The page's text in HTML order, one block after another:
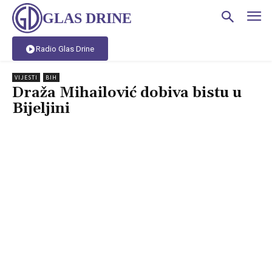
GLAS DRINE
Radio Glas Drine
VIJESTI BIH
Draža Mihailović dobiva bistu u
Bijeljini